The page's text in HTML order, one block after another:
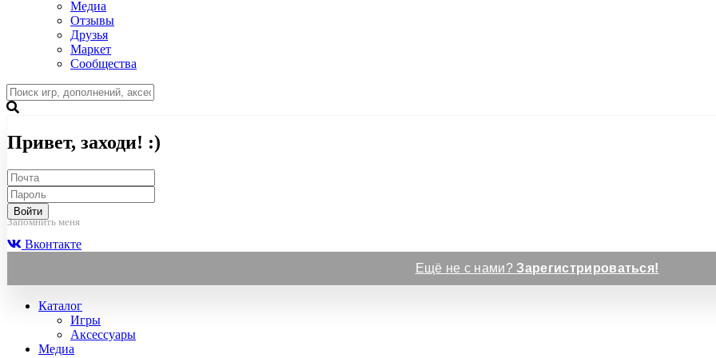
Медиа
Отзывы
Друзья
Маркет
Сообщества
Привет, заходи! :)
Войти
Запомнить меня
Вконтакте
Ещё не с нами?Зарегистрироваться!
Каталог
Игры
Аксессуары
Медиа